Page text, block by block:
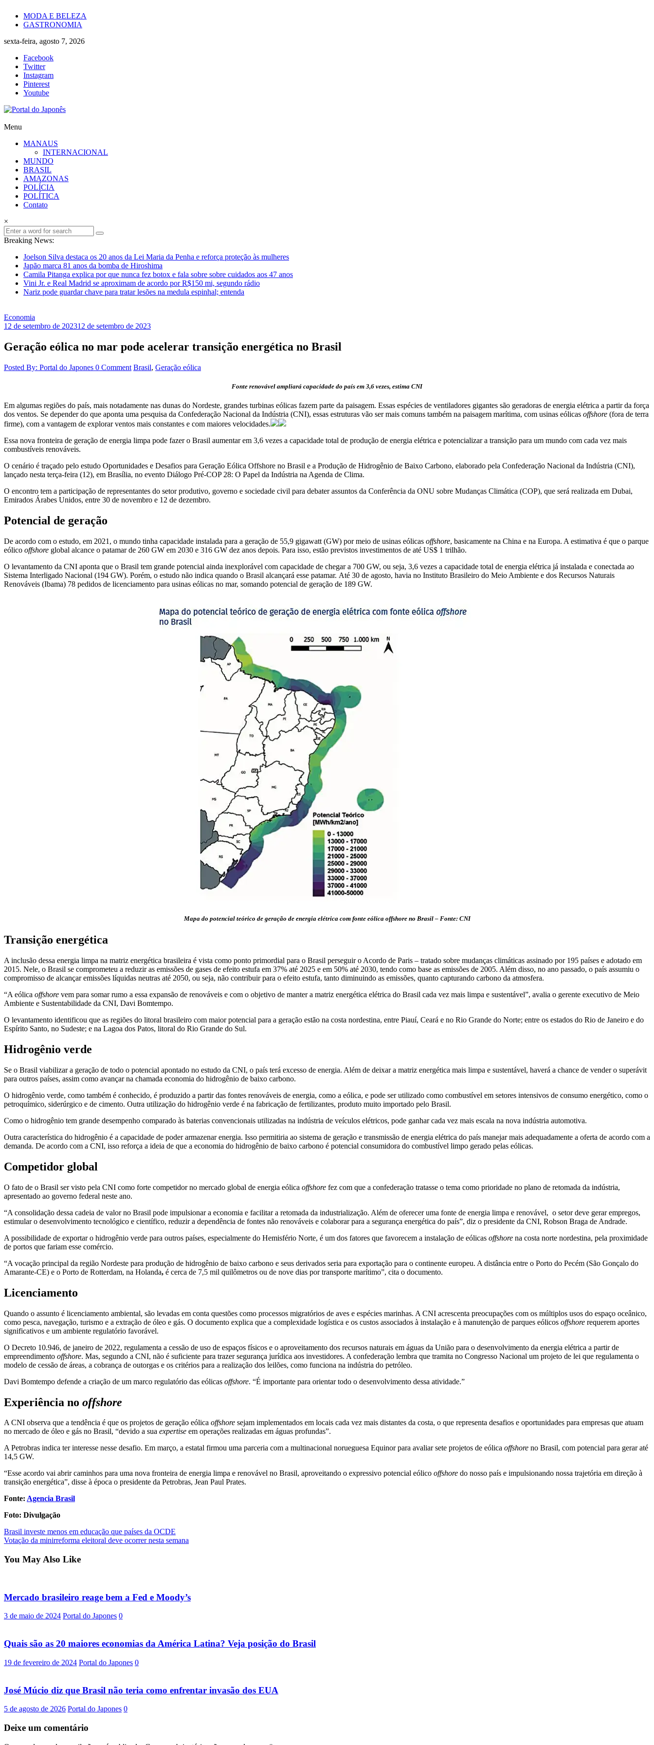
content
MODA E BELEZA
GASTRONOMIA
sexta-feira, agosto 7, 2026
Facebook
Twitter
Instagram
Pinterest
Youtube
Portal
Japonês
Japão
mais
perto
Menu
MANAUS
INTERNACIONAL
MUNDO
BRASIL
AMAZONAS
POLÍCIA
POLÍTICA
Contato
×
Breaking News:
Joelson Silva destaca os 20 anos da Lei Maria da Penha e reforça proteção às mulheres
Japão marca 81 anos da bomba de Hiroshima
Camila Pitanga explica por que nunca fez botox e fala sobre sobre cuidados aos 47 anos
Vini Jr. e Real Madrid se aproximam de acordo por R$150 mi, segundo rádio
Nariz pode guardar chave para tratar lesões na medula espinhal; entenda
Economia
12 de setembro de 202312 de setembro de 2023
Geração eólica no mar pode acelerar transição energética no Brasil
Posted By: Portal do Japones 0 Comment Brasil, Geração eólica
Fonte renovável ampliará capacidade do país em 3,6 vezes, estima CNI
Em algumas regiões do país, mais notadamente nas dunas do Nordeste, grandes turbinas eólicas fazem parte da paisagem. Essas espécies de ventiladores gigantes são geradoras de energia elétrica a partir da força
dos ventos. Se depender do que aponta uma pesquisa da Confederação Nacional da Indústria (CNI), essas estruturas vão ser mais comuns também na paisagem marítima, com usinas eólicas offshore (fora de terra
firme), com a vantagem de explorar ventos mais constantes e com maiores velocidades.
Essa nova fronteira de geração de energia limpa pode fazer o Brasil aumentar em 3,6 vezes a capacidade total de produção de energia elétrica e potencializar a transição para um mundo com cada vez mais
combustíveis renováveis.
O cenário é traçado pelo estudo Oportunidades e Desafios para Geração Eólica Offshore no Brasil e a Produção de Hidrogênio de Baixo Carbono, elaborado pela Confederação Nacional da Indústria (CNI),
lançado nesta terça-feira (12), em Brasília, no evento Diálogo Pré-COP 28: O Papel da Indústria na Agenda de Clima.
O encontro tem a participação de representantes do setor produtivo, governo e sociedade civil para debater assuntos da Conferência da ONU sobre Mudanças Climática (COP), que será realizada em Dubai,
Emirados Árabes Unidos, entre 30 de novembro e 12 de dezembro.
Potencial de geração
De acordo com o estudo, em 2021, o mundo tinha capacidade instalada para a geração de 55,9 gigawatt (GW) por meio de usinas eólicas offshore, basicamente na China e na Europa. A estimativa é que o parque
eólico offshore global alcance o patamar de 260 GW em 2030 e 316 GW dez anos depois. Para isso, estão previstos investimentos de até US$ 1 trilhão.
O levantamento da CNI aponta que o Brasil tem grande potencial ainda inexplorável com capacidade de chegar a 700 GW, ou seja, 3,6 vezes a capacidade total de energia elétrica já instalada e conectada ao
Sistema Interligado Nacional (194 GW). Porém, o estudo não indica quando o Brasil alcançará esse patamar. Até 30 de agosto, havia no Instituto Brasileiro do Meio Ambiente e dos Recursos Naturais
Renováveis (Ibama) 78 pedidos de licenciamento para usinas eólicas no mar, somando potencial de geração de 189 GW.
Mapa do potencial teórico de geração de energia elétrica com fonte eólica offshore no Brasil – Fonte: CNI
Transição energética
A inclusão dessa energia limpa na matriz energética brasileira é vista como ponto primordial para o Brasil perseguir o Acordo de Paris – tratado sobre mudanças climáticas assinado por 195 países e adotado em
2015. Nele, o Brasil se comprometeu a reduzir as emissões de gases de efeito estufa em 37% até 2025 e em 50% até 2030, tendo como base as emissões de 2005. Além disso, no ano passado, o país assumiu o
compromisso de alcançar emissões líquidas neutras até 2050, ou seja, não contribuir para o efeito estufa, tanto diminuindo as emissões, quanto capturando carbono da atmosfera.
“A eólica offshore vem para somar rumo a essa expansão de renováveis e com o objetivo de manter a matriz energética elétrica do Brasil cada vez mais limpa e sustentável”, avalia o gerente executivo de Meio
Ambiente e Sustentabilidade da CNI, Davi Bomtempo.
O levantamento identificou que as regiões do litoral brasileiro com maior potencial para a geração estão na costa nordestina, entre Piauí, Ceará e no Rio Grande do Norte; entre os estados do Rio de Janeiro e do
Espírito Santo, no Sudeste; e na Lagoa dos Patos, litoral do Rio Grande do Sul.
Hidrogênio verde
Se o Brasil viabilizar a geração de todo o potencial apontado no estudo da CNI, o país terá excesso de energia. Além de deixar a matriz energética mais limpa e sustentável, haverá a chance de vender o superávit
para outros países, assim como avançar na chamada economia do hidrogênio de baixo carbono.
O hidrogênio verde, como também é conhecido, é produzido a partir das fontes renováveis de energia, como a eólica, e pode ser utilizado como combustível em setores intensivos de consumo energético, como o
petroquímico, siderúrgico e de cimento. Outra utilização do hidrogênio verde é na fabricação de fertilizantes, produto muito importado pelo Brasil.
Como o hidrogênio tem grande desempenho comparado às baterias convencionais utilizadas na indústria de veículos elétricos, pode ganhar cada vez mais escala na nova indústria automotiva.
Outra característica do hidrogênio é a capacidade de poder armazenar energia. Isso permitiria ao sistema de geração e transmissão de energia elétrica do país manejar mais adequadamente a oferta de acordo com a
demanda. De acordo com a CNI, isso reforça a ideia de que a economia do hidrogênio de baixo carbono é potencial consumidora do combustível limpo gerado pelas eólicas.
Competidor global
O fato de o Brasil ser visto pela CNI como forte competidor no mercado global de energia eólica offshore fez com que a confederação tratasse o tema como prioridade no plano de retomada da indústria,
apresentado ao governo federal neste ano.
“A consolidação dessa cadeia de valor no Brasil pode impulsionar a economia e facilitar a retomada da industrialização. Além de oferecer uma fonte de energia limpa e renovável, o setor deve gerar empregos,
estimular o desenvolvimento tecnológico e científico, reduzir a dependência de fontes não renováveis e colaborar para a segurança energética do país”, diz o presidente da CNI, Robson Braga de Andrade.
A possibilidade de exportar o hidrogênio verde para outros países, especialmente do Hemisfério Norte, é um dos fatores que favorecem a instalação de eólicas offshore na costa norte nordestina, pela proximidade
de portos que fariam esse comércio.
“A vocação principal da região Nordeste para produção de hidrogênio de baixo carbono e seus derivados seria para exportação para o continente europeu. A distância entre o Porto do Pecém (São Gonçalo do
Amarante-CE) e o Porto de Rotterdam, na Holanda, é cerca de 7,5 mil quilômetros ou de nove dias por transporte marítimo”, cita o documento.
Licenciamento
Quando o assunto é licenciamento ambiental, são levadas em conta questões como processos migratórios de aves e espécies marinhas. A CNI acrescenta preocupações com os múltiplos usos do espaço oceânico,
como pesca, navegação, turismo e a extração de óleo e gás. O documento explica que a complexidade logística e os custos associados à instalação e à manutenção de parques eólicos offshore requerem aportes
significativos e um ambiente regulatório favorável.
O Decreto 10.946, de janeiro de 2022, regulamenta a cessão de uso de espaços físicos e o aproveitamento dos recursos naturais em águas da União para o desenvolvimento da energia elétrica a partir de
empreendimento offshore. Mas, segundo a CNI, não é suficiente para trazer segurança jurídica aos investidores. A confederação lembra que tramita no Congresso Nacional um projeto de lei que regulamenta o
modelo de cessão de áreas, a cobrança de outorgas e os critérios para a realização dos leilões, como funciona na indústria do petróleo.
Davi Bomtempo defende a criação de um marco regulatório das eólicas offshore. “É importante para orientar todo o desenvolvimento dessa atividade.”
Experiência no offshore
A CNI observa que a tendência é que os projetos de geração eólica offshore sejam implementados em locais cada vez mais distantes da costa, o que representa desafios e oportunidades para empresas que atuam
no mercado de óleo e gás no Brasil, “devido a sua expertise em operações realizadas em águas profundas”.
A Petrobras indica ter interesse nesse desafio. Em março, a estatal firmou uma parceria com a multinacional norueguesa Equinor para avaliar sete projetos de eólica offshore no Brasil, com potencial para gerar até
14,5 GW.
“Esse acordo vai abrir caminhos para uma nova fronteira de energia limpa e renovável no Brasil, aproveitando o expressivo potencial eólico offshore do nosso país e impulsionando nossa trajetória em direção à
transição energética”, disse à época o presidente da Petrobras, Jean Paul Prates.
Fonte: Agencia Brasil
Foto: Divulgação
Post
navigation
Brasil investe menos em educação que países da OCDE
Votação da minirreforma eleitoral deve ocorrer nesta semana
You May Also Like
Mercado brasileiro reage bem a Fed e Moody’s
3 de maio de 2024 Portal do Japones 0
Quais são as 20 maiores economias da América Latina? Veja posição do Brasil
19 de fevereiro de 2024 Portal do Japones 0
José Múcio diz que Brasil não teria como enfrentar invasão dos EUA
5 de agosto de 2026 Portal do Japones 0
Deixe um comentário